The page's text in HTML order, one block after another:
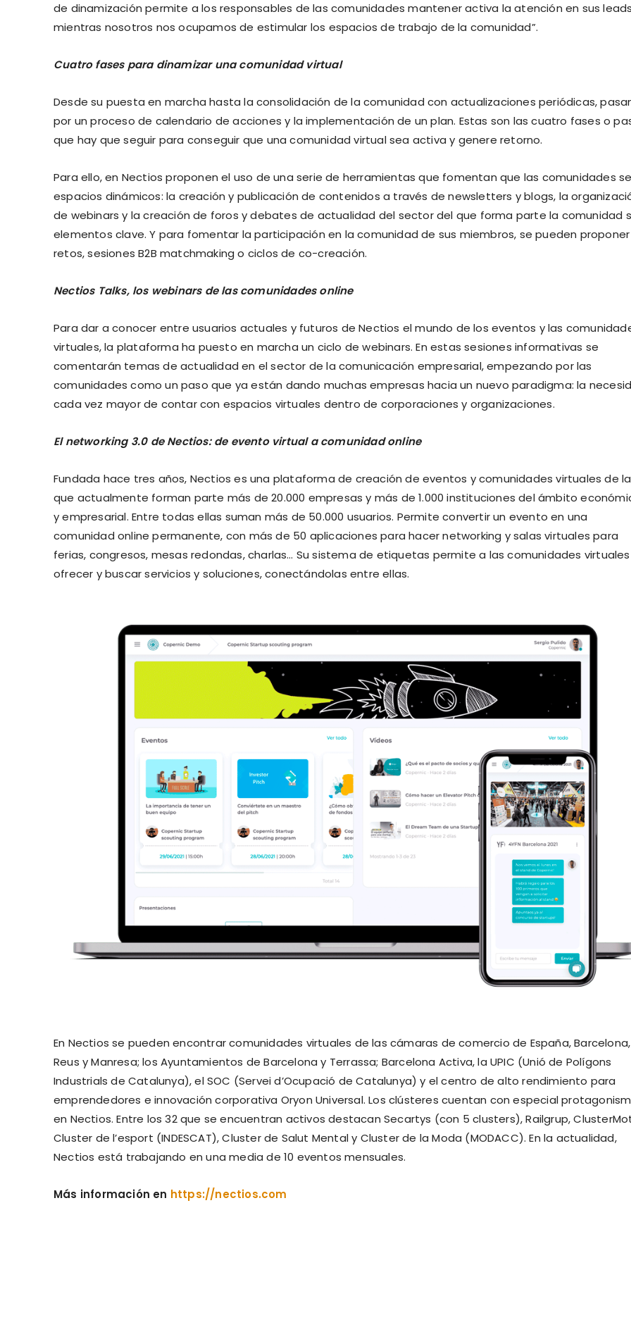
de dinamización permite a los responsables de las comunidades mantener activa la atención en sus
mientras nosotros nos ocupamos de estimular los espacios de trabajo de la comunidad”.
Cuatro fases para dinamizar una comunidad virtual
Desde su puesta en marcha hasta la consolidación de la comunidad con actualizaciones periódicas,
por un proceso de calendario de acciones y la implementación de un plan. Estas son las cuatro fases o
que hay que seguir para conseguir que una comunidad virtual sea activa y genere retorno.
Para ello, en Nectios proponen el uso de una serie de herramientas que fomentan que las comunidades
espacios dinámicos: la creación y publicación de contenidos a través de newsletters y blogs, la
de webinars y la creación de foros y debates de actualidad del sector del que forma parte la comunidad
elementos clave. Y para fomentar la participación en la comunidad de sus miembros, se pueden proponer
retos, sesiones B2B matchmaking o ciclos de co-creación.
Nectios Talks, los webinars de las comunidades online
Para dar a conocer entre usuarios actuales y futuros de Nectios el mundo de los eventos y las
virtuales, la plataforma ha puesto en marcha un ciclo de webinars. En estas sesiones informativas se
comentarán temas de actualidad en el sector de la comunicación empresarial, empezando por las
comunidades como un paso que ya están dando muchas empresas hacia un nuevo paradigma: la
cada vez mayor de contar con espacios virtuales dentro de corporaciones y organizaciones.
El networking 3.0 de Nectios: de evento virtual a comunidad online
Fundada hace tres años, Nectios es una plataforma de creación de eventos y comunidades virtuales de la
que actualmente forman parte más de 20.000 empresas y más de 1.000 instituciones del ámbito
y empresarial. Entre todas ellas suman más de 50.000 usuarios. Permite convertir un evento en una
comunidad online permanente, con más de 50 aplicaciones para hacer networking y salas virtuales para
ferias, congresos, mesas redondas, charlas… Su sistema de etiquetas permite a las comunidades virtuales
ofrecer y buscar servicios y soluciones, conectándolas entre ellas.
En Nectios se pueden encontrar comunidades virtuales de las cámaras de comercio de España, Barcelona,
Reus y Manresa; los Ayuntamientos de Barcelona y Terrassa; Barcelona Activa, la UPIC (Unió de Polígons
Industrials de Catalunya), el SOC (Servei d’Ocupació de Catalunya) y el centro de alto rendimiento para
emprendedores e innovación corporativa Oryon Universal. Los clústeres cuentan con especial
en Nectios. Entre los 32 que se encuentran activos destacan Secartys (con 5 clusters), Railgrup,
Cluster de l’esport (INDESCAT), Cluster de Salut Mental y Cluster de la Moda (MODACC). En la actualidad,
Nectios está trabajando en una media de 10 eventos mensuales.
Más información en https://nectios.com